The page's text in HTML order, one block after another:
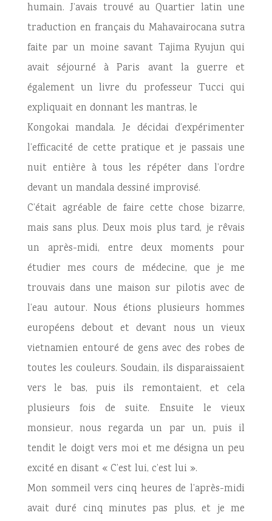
humain. J’avais trouvé au Quartier latin une
traduction en français du Mahavairocana sutra
faite par un moine savant Tajima Ryujun qui
avait séjourné à Paris avant la guerre et
également un livre du professeur Tucci qui
expliquait en donnant les mantras, le
Kongokai mandala. Je décidai d’expérimenter
l’efficacité de cette pratique et je passais une
nuit entière à tous les répéter dans l’ordre
devant un mandala dessiné improvisé.
C’était agréable de faire cette chose bizarre,
mais sans plus. Deux mois plus tard, je rêvais
un après-midi, entre deux moments pour
étudier mes cours de médecine, que je me
trouvais dans une maison sur pilotis avec de
l’eau autour. Nous étions plusieurs hommes
européens debout et devant nous un vieux
vietnamien entouré de gens avec des robes de
toutes les couleurs. Soudain, ils disparaissaient
vers le bas, puis ils remontaient, et cela
plusieurs fois de suite. Ensuite le vieux
monsieur, nous regarda un par un, puis il
tendit le doigt vers moi et me désigna un peu
excité en disant « C’est lui, c’est lui ».
Mon sommeil vers cinq heures de l’après-midi
avait duré cinq minutes pas plus, et je me